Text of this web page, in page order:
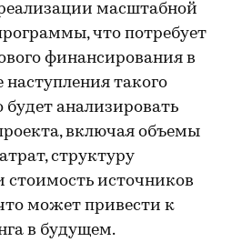
масштабной
что потребует
финансирования в
наступления такого
будет анализировать
включая объемы
структуру
источников
может привести к
в будущем.